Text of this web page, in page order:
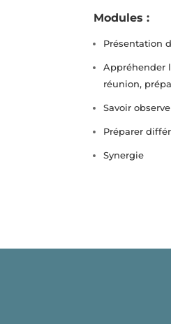
Modules :
Présentation
Appréhender
réunion,
Savoir
Préparer
Synergie